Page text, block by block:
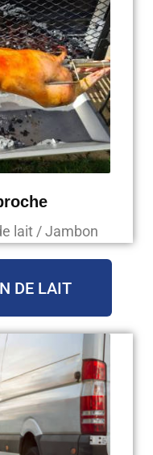
lait / Jambon
DE LAIT